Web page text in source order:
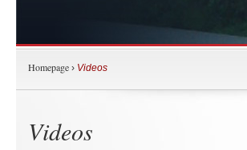
Homepage › Videos
Videos